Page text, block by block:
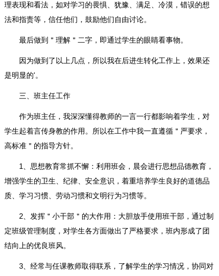
理表现和看法，如对学习的畏惧、犹豫、满足、冷漠，错误的想
法和指责等，信任他们，鼓励他们自由讨论。
最后做到＂理解＂二字，即通过学生的眼睛看事物。
因为做到了以上几点，所以我在后进生转化工作上，效果还
是明显的'。
三、班主任工作
作为班主任，我深深懂得教师的一言一行都影响着学生，对
学生起着言传身教的作用。所以在工作中我一直遵循＂严要求，
高标准＂的指导方针。
1、思想教育常抓不懈：利用班会，晨会进行思想品德教育，
增强学生的卫生、纪律、安全意识，着重培养学生良好的道德品
质、学习习惯、劳动习惯和文明行为习惯等。
2、发挥＂小干部＂的大作用：大胆放手使用班干部，通过制
定班级管理制度，对学生各方面做出了严格要求，班内形成了团
结向上的优良班风。
3、经常与任课教师取得联系，了解学生的学习情况，协同对